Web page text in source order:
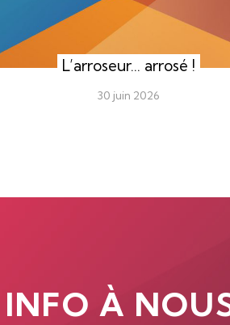
L’arroseur… arrosé !
30 juin 2026
À